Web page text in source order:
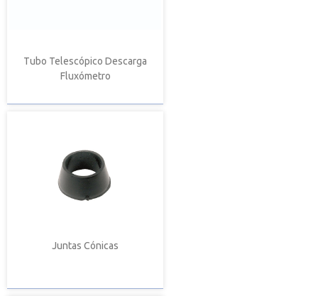
Tubo Telescópico Descarga
Fluxómetro
Juntas Cónicas